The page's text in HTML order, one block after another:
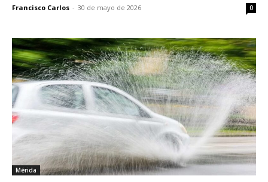
Francisco Carlos - 30 de mayo de 2026 0
Mérida